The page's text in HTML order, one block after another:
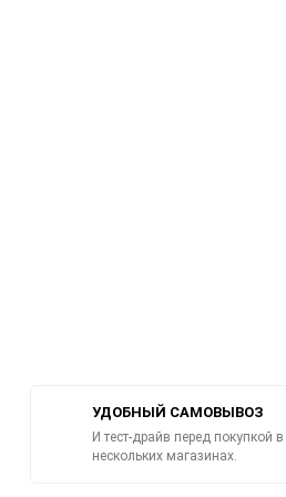
УДОБНЫЙ САМОВЫВОЗ
И тест-драйв перед покупкой в
нескольких магазинах.